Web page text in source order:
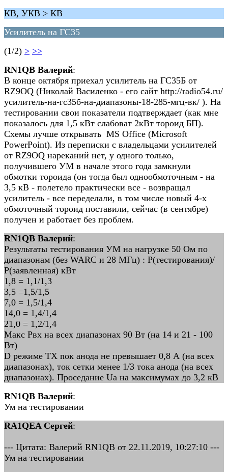
КВ, УКВ > КВ
Усилитель на ГС35
(1/2) > >>
RN1QB Валерий:
В конце октября приехал усилитель на ГС35Б от
RZ9OQ (Николай Василенко - его сайт http://radio54.ru/
усилитель-на-гс35б-на-диапазоны-18-285-мгц-вк/ ). На
тестировании свои показатели подтверждает (как мне
показалось для 1,5 кВт слабоват 2кВт тороид БП).
Схемы лучше открывать MS Office (Microsoft
PowerPoint). Из переписки с владельцами усилителей
от RZ9OQ нареканий нет, у одного только,
получившего УМ в начале этого года замкнули
обмотки тороида (он тогда был однообмоточным - на
3,5 кВ - полетело практически все - возвращал
усилитель - все переделали, в том числе новый 4-х
обмоточный тороид поставили, сейчас (в сентябре)
получен и работает без проблем.
RN1QB Валерий:
Результаты тестирования УМ на нагрузке 50 Ом по
диапазонам (без WARC и 28 МГц) : Р(тестирования)/
Р(заявленная) кВт
1,8 = 1,1/1,3
3,5 =1,5/1,5
7,0 = 1,5/1,4
14,0 = 1,4/1,4
21,0 = 1,2/1,4
Макс Рвх на всех диапазонах 90 Вт (на 14 и 21 - 100
Вт)
D режиме TX nок анода не превышает 0,8 А (на всех
диапазонах), ток сетки менее 1/3 тока анода (на всех
диапазонах). Проседание Uа на максимумах до 3,2 кВ
RN1QB Валерий:
Ум на тестировании
RA1QEA Сергей:
--- Цитата: Валерий RN1QB от 22.11.2019, 10:27:10 ---
Ум на тестировании